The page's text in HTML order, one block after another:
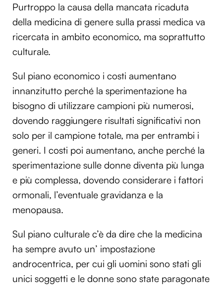
Purtroppo la causa della mancata ricaduta
della medicina di genere sulla prassi medica va
ricercata in ambito economico, ma soprattutto
culturale.
Sul piano economico i costi aumentano
innanzitutto perché la sperimentazione ha
bisogno di utilizzare campioni più numerosi,
dovendo raggiungere risultati significativi non
solo per il campione totale, ma per entrambi i
generi. I costi poi aumentano, anche perché la
sperimentazione sulle donne diventa più lunga
e più complessa, dovendo considerare i fattori
ormonali, l’eventuale gravidanza e la
menopausa.
Sul piano culturale c’è da dire che la medicina
ha sempre avuto un’ impostazione
androcentrica, per cui gli uomini sono stati gli
unici soggetti e le donne sono state paragonate